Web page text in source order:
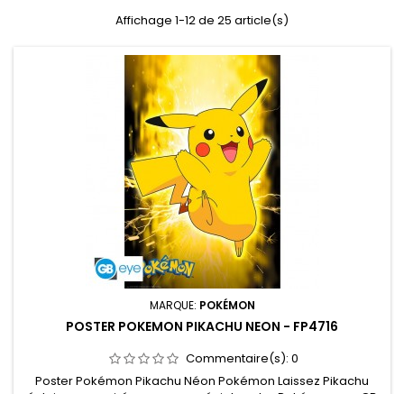
Affichage 1-12 de 25 article(s)
MARQUE: POKÉMON
POSTER POKEMON PIKACHU NEON - FP4716
Commentaire(s): 0
Poster Pokémon Pikachu Néon Pokémon Laissez Pikachu